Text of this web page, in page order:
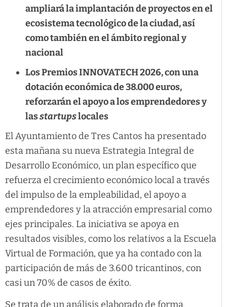
ampliará la implantación de proyectos en el
ecosistema tecnológico de la ciudad, así
como también en el ámbito regional y
nacional
Los Premios INNOVATECH 2026, con una
dotación económica de 38.000 euros,
reforzarán el apoyo a los emprendedores y
lasstartupslocales
El Ayuntamiento de Tres Cantos ha presentado
esta mañana su nueva Estrategia Integral de
Desarrollo Económico, un plan específico que
refuerza el crecimiento económico local a través
del impulso de la empleabilidad, el apoyo a
emprendedores y la atracción empresarial como
ejes principales. La iniciativa se apoya en
resultados visibles, como los relativos a la Escuela
Virtual de Formación, que ya ha contado con la
participación de más de 3.600 tricantinos, con
casi un 70% de casos de éxito.
Se trata de un análisis elaborado de forma